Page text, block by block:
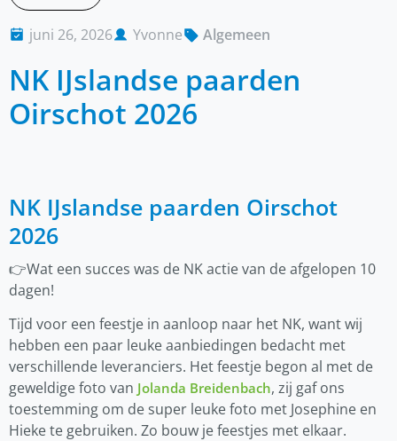
juni 26, 2026 Yvonne Algemeen
NK IJslandse paarden
Oirschot 2026
NK IJslandse paarden Oirschot
2026
👉Wat een succes was de NK actie van de afgelopen 10
dagen!
Tijd voor een feestje in aanloop naar het NK, want wij
hebben een paar leuke aanbiedingen bedacht met
verschillende leveranciers. Het feestje begon al met de
geweldige foto van Jolanda Breidenbach, zij gaf ons
toestemming om de super leuke foto met Josephine en
Hieke te gebruiken. Zo bouw je feestjes met elkaar.